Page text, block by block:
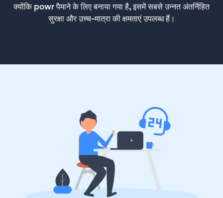
क्योंकि powr पैमाने के लिए बनाया गया है, इसमें सबसे उन्नत अंतर्निहित
सुरक्षा और उच्च-मात्रा की क्षमताएं उपलब्ध हैं।